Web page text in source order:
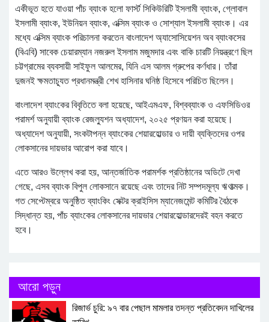
একীভূত হতে যাওয়া পাঁচ ব্যাংক হলো ফার্স্ট সিকিউরিটি ইসলামী ব্যাংক, গ্লোবাল
ইসলামী ব্যাংক, ইউনিয়ন ব্যাংক, এক্সিম ব্যাংক ও সোশ্যাল ইসলামী ব্যাংক। এর
মধ্যে এক্সিম ব্যাংক পরিচালনা করতেন বাংলাদেশ অ্যাসোসিয়েশন অব ব্যাংকসের
(বিএবি) সাবেক চেয়ারম্যান নজরুল ইসলাম মজুমদার এবং বাকি চারটি নিয়ন্ত্রণে ছিল
চট্টগ্রামের ব্যবসায়ী সাইফুল আলমের, যিনি এস আলম গ্রুপের কর্ণধার। তাঁরা
দুজনই ক্ষমতাচ্যূত প্রধানমন্ত্রী শেখ হাসিনার ঘনিষ্ঠ হিসেবে পরিচিত ছিলেন।
বাংলাদেশ ব্যাংকের বিবৃতিতে বলা হয়েছে, আইএমএফ, বিশ্বব্যাংক ও এফসিডিওর
পরামর্শ অনুযায়ী ব্যাংক রেজল্যুশন অধ্যাদেশ, ২০২৫ প্রণয়ন করা হয়েছে।
অধ্যাদেশ অনুযায়ী, সংকটাপন্ন ব্যাংকের শেয়ারহোল্ডার ও দায়ী ব্যক্তিদের ওপর
লোকসানের দায়ভার আরোপ করা যাবে।
এতে আরও উল্লেখ করা হয়, আন্তর্জাতিক পরামর্শক প্রতিষ্ঠানের অডিটে দেখা
গেছে, এসব ব্যাংক বিপুল লোকসানে রয়েছে এবং তাদের নিট সম্পদমূল্য ঋণাত্মক।
গত সেপ্টেম্বরে অনুষ্ঠিত ব্যাংকিং সেক্টর ক্রাইসিস ম্যানেজমেন্ট কমিটির বৈঠকে
সিদ্ধান্ত হয়, পাঁচ ব্যাংকের লোকসানের দায়ভার শেয়ারহোল্ডারদেরই বহন করতে
হবে।
আরো পড়ুন
রিজার্ভ চুরি: ৯৭ বার পেছাল মামলার তদন্ত প্রতিবেদন দাখিলের